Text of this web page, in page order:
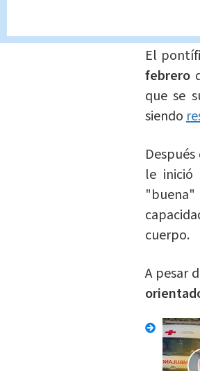
El
febrero
que se
siendo
le inició
cuerpo.
A pesar